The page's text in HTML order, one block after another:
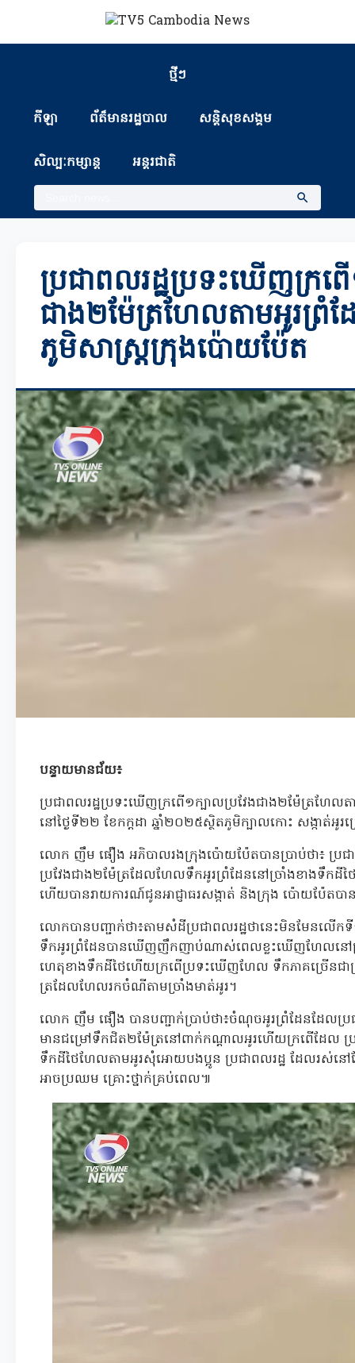
ថ្មីៗ
កីឡា ព័ត៏មានរដ្ឋបាល សន្តិសុខសង្គម
សិល្បៈកម្សាន្ត អន្តរជាតិ
ប្រជាពលរដ្ឋប្រទះឃើញក្រព
ជាង២ម៉ែត្រហែលតាមអូរព្រំដ
ភូមិសាស្ត្រក្រុងប៉ោយប៉ែត
បន្ទាយមានជ័យ៖
ប្រជាពលរដ្ឋប្រទះឃើញក្រពើ១ក្បាលប្រវែងជាង២ម៉ែត្រហែល
នៅថ្ងៃទី២២ ខែកក្តដា ឆ្នាំ២០២៥ស្ថិតភូមិក្បាលកោះ សង្កាត់អូ
លោក ញឹម ផឿង អភិបាលរងក្រុងប៉ោយប៉ែតបានប្រាប់ថា៖ ប្រជ
ប្រវែងជាង២ម៉ែត្រដែលហែលទឹកអូរព្រំដែននៅច្រាំងខាងទឹក
ហើយបានរាយការណ៍ជូនអាជ្ញាធរសង្កាត់ និងក្រុង ប៉ោយប៉ែតប
លោកបានបញ្ជាក់ថា៖តាមសំដីប្រជាពលរដ្ឋថានេះមិនមែនលើ
ទឹកអូរព្រំដែនបានឃើញញឹកញាប់ណាស់ពេលខ្លះឃើញហែលនៅច្
ហេតុខាងទឹកដីថៃហើយក្រពើប្រទះឃើញហែល ទឹកភាគច្រើនជា
ត្រដែលហែលរកចំណីតាមច្រាំងមាត់អូរ។
លោក ញឹម ផឿង បានបញ្ជាក់ប្រាប់ថា៖ចំណុចអូរព្រំដែនដែលប្
មានជម្រៅទឹកជិត២ម៉ែត្រនៅពាក់កណ្តាលអូរហើយក្រពើដែល
ទឹកដីថៃហែលតាមអូរសុំអោយបងប្អូន ប្រជាពលរដ្ឋ ដែលរស់នៅក្
អាចប្រឈម គ្រោះថ្នាក់គ្រប់ពេល៕